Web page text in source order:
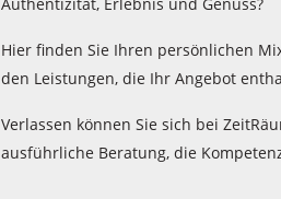
Hier finden Sie Ihren persönlichen
den Leistungen, die Ihr Angebot
Verlassen können Sie sich bei
ausführliche Beratung, die